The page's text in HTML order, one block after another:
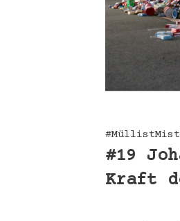
#MüllistMist
#19
Kraft